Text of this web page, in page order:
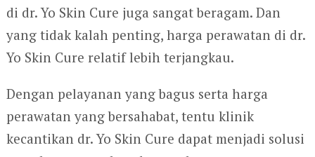
di dr. Yo Skin Cure juga sangat beragam. Dan
yang tidak kalah penting, harga perawatan di dr.
Yo Skin Cure relatif lebih terjangkau.
Dengan pelayanan yang bagus serta harga
perawatan yang bersahabat, tentu klinik
kecantikan dr. Yo Skin Cure dapat menjadi solusi